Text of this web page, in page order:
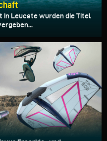
in Leucate wurden die Titel